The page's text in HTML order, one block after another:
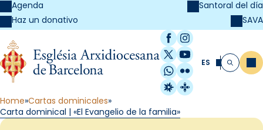
Agenda
Haz un donativo
Santoral del día
SAVA
Facebook
Instagram
X / Twitter
YouTube
WhatsApp
Flickr
Radio Estel
Catalunya
ES Buscar
Home Cartas dominicales
Carta dominical | «El Evangelio de la familia»